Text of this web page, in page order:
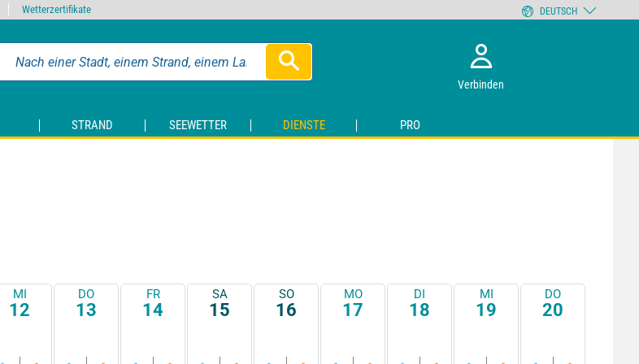
Verbinden
STRAND SEEWETTER DIENSTE PRO
MI
12
DO
13
FR
14
SA
15
SO
16
MO
17
DI
18
MI
19
DO
20
Wetterzertifikate DEUTSCH